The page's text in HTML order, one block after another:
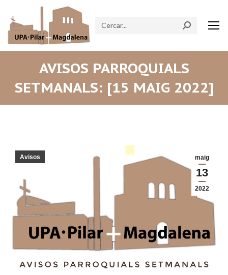
Search:
AVISOS PARROQUIALS
SETMANALS: [15 MAIG 2022]
maig
13
2022
Avisos